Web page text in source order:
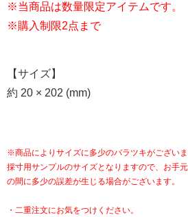
※当商品は数量限定アイテムです。
※購入制限2点まで
【サイズ】
約 20 × 202 (mm)
※商品によりサイズに多少のバラツキがございま
採寸用サンプルのサイズとなりますので、お手
の間に多少の誤差が生じる場合がございます。
・二重注文にお気をつけください。